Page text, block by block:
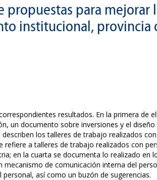
propuestas para mejorar
institucional, provincia
resultados. En la primera de
un documento sobre inversiones y el
los talleres de trabajo realizados
refiere a talleres de trabajo realizados con
en la cuarta se documenta lo realizado en
de comunicación interna del
así como un buzón de sugerencias.